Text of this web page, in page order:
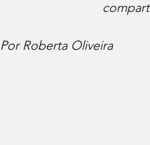
Por Roberta Oliveira